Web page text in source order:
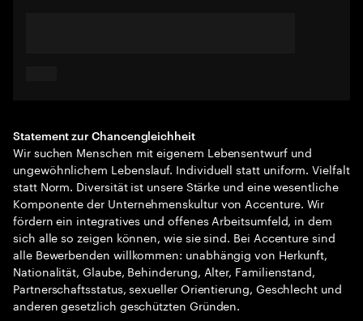
Statement zur Chancengleichheit
Wir suchen Menschen mit eigenem Lebensentwurf und
ungewöhnlichem Lebenslauf. Individuell statt uniform. Vielfalt
statt Norm. Diversität ist unsere Stärke und eine wesentliche
Komponente der Unternehmenskultur von Accenture. Wir
fördern ein integratives und offenes Arbeitsumfeld, in dem
sich alle so zeigen können, wie sie sind. Bei Accenture sind
alle Bewerbenden willkommen: unabhängig von Herkunft,
Nationalität, Glaube, Behinderung, Alter, Familienstand,
Partnerschaftsstatus, sexueller Orientierung, Geschlecht und
anderen gesetzlich geschützten Gründen.